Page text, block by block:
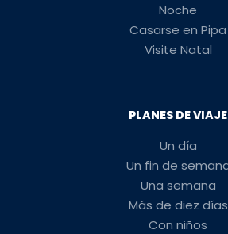
Noche
Casarse en Pipa
Visite Natal
PLANES DE VIAJE
Un día
Un fin de
Una semana
Más de diez días
Con niños